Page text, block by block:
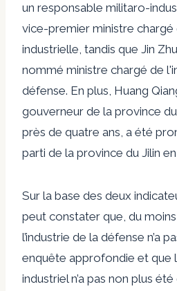
un responsable militaro-
vice-premier ministre
industrielle, tandis que Jin
nommé ministre chargé de
défense. En plus, Huang
gouverneur de la province
près de quatre ans, a été
parti de la province du Jilin
Sur la base des deux
peut constater que, du moins
l’industrie de la défense n’a
enquête approfondie et que
industriel n’a pas non plus